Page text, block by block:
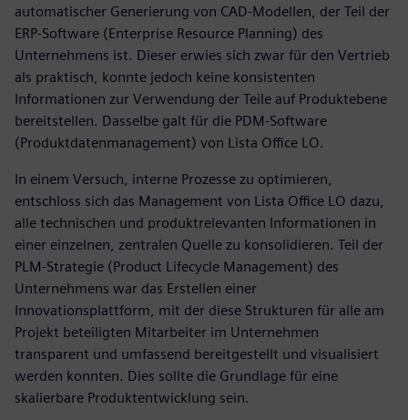
automatischer Generierung von CAD-Modellen, der Teil der
ERP-Software (Enterprise Resource Planning) des
Unternehmens ist. Dieser erwies sich zwar für den Vertrieb
als praktisch, konnte jedoch keine konsistenten
Informationen zur Verwendung der Teile auf Produktebene
bereitstellen. Dasselbe galt für die PDM-Software
(Produktdatenmanagement) von Lista Office LO.
In einem Versuch, interne Prozesse zu optimieren,
entschloss sich das Management von Lista Office LO dazu,
alle technischen und produktrelevanten Informationen in
einer einzelnen, zentralen Quelle zu konsolidieren. Teil der
PLM-Strategie (Product Lifecycle Management) des
Unternehmens war das Erstellen einer
Innovationsplattform, mit der diese Strukturen für alle am
Projekt beteiligten Mitarbeiter im Unternehmen
transparent und umfassend bereitgestellt und visualisiert
werden konnten. Dies sollte die Grundlage für eine
skalierbare Produktentwicklung sein.